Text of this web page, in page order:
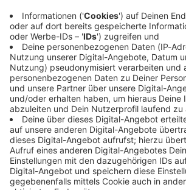
Immer auf dem
bleiben!